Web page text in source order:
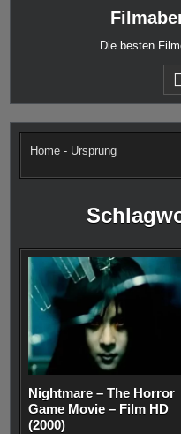
Die besten
Home - Ursprung
Nightmare – The Horror
Game Movie – Film HD
(2000)